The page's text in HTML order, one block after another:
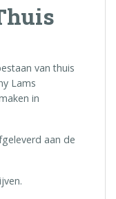
van thuis
Lams
in
aan de